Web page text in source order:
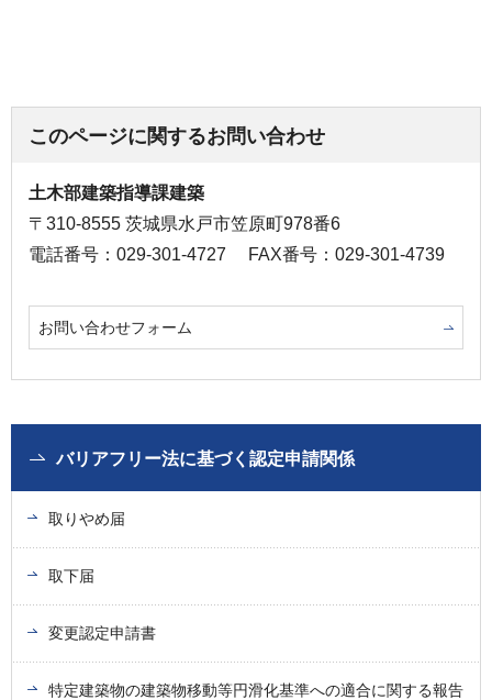
このページに関するお問い合わせ
土木部建築指導課建築
〒310-8555 茨城県水戸市笠原町978番6
電話番号：029-301-4727
FAX番号：029-301-4739
お問い合わせフォーム
バリアフリー法に基づく認定申請関係
取りやめ届
取下届
変更認定申請書
特定建築物の建築物移動等円滑化基準への適合に関する報告